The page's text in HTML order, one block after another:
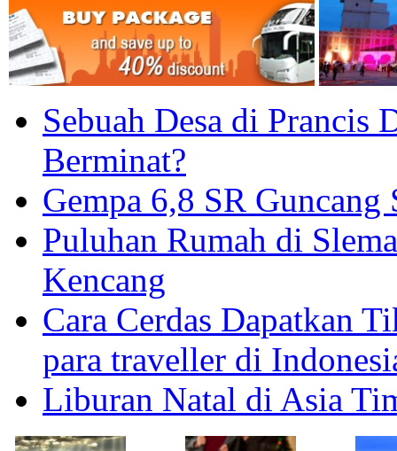
Sebuah Desa di Prancis
Berminat?
Gempa 6,8 SR Guncang
Puluhan Rumah di
Kencang
Cara Cerdas Dapatkan
para traveller di
Liburan Natal di Asia